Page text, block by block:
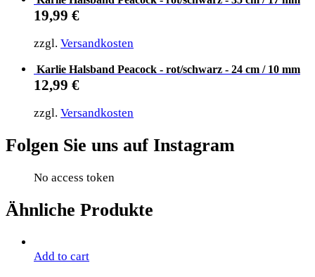
19,99 €
zzgl. Versandkosten
Karlie Halsband Peacock - rot/schwarz - 24 cm / 10 mm
12,99 €
zzgl. Versandkosten
Folgen Sie uns auf Instagram
No access token
Ähnliche Produkte
Add to cart